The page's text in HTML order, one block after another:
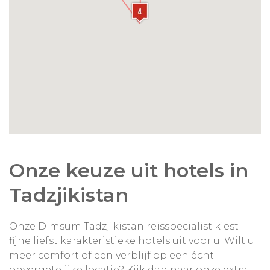
Onze keuze uit hotels in
Tadzjikistan
Onze Dimsum Tadzjikistan reisspecialist kiest
fijne liefst karakteristieke hotels uit voor u. Wilt u
meer comfort of een verblijf op een écht